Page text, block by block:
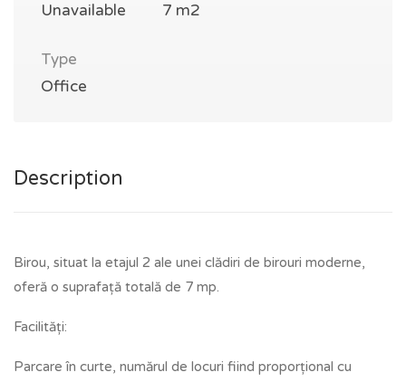
Unavailable
7 m2
Type
Office
Description
Birou, situat la etajul 2 ale unei clădiri de birouri moderne,
oferă o suprafață totală de 7 mp.
Facilități:
Parcare în curte, numărul de locuri fiind proporțional cu